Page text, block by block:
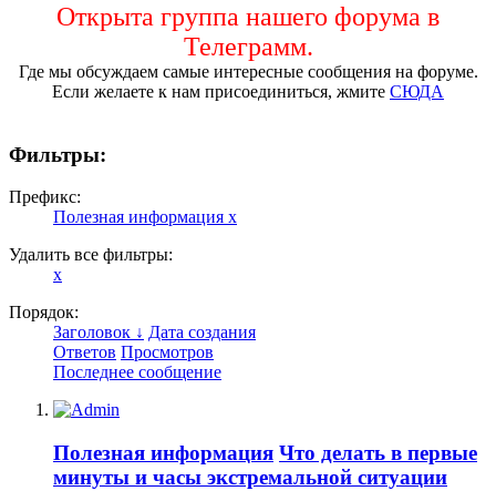
Открыта группа нашего форума в
Телеграмм.
Где мы обсуждаем самые интересные сообщения на форуме.
Если желаете к нам присоединиться, жмите СЮДА
Фильтры:
Префикс:
Полезная информация x
Удалить все фильтры:
x
Порядок:
Заголовок ↓ Дата создания
Ответов Просмотров
Последнее сообщение
Полезная информация Что делать в первые
минуты и часы экстремальной ситуации